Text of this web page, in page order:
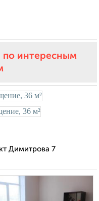
по интересным
Димитрова 7